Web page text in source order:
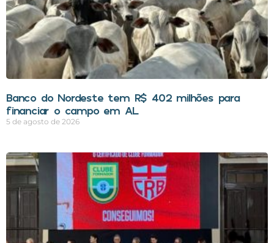
Banco do Nordeste tem R$ 402 milhões para
financiar o campo em AL
5 de agosto de 2026